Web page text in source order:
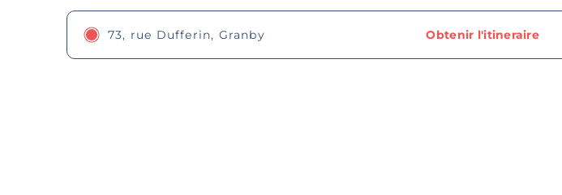
73, rue Dufferin, Granby Obtenir l'itineraire